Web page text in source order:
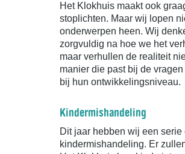
Het Klokhuis maakt ook
stoplichten. Maar wij lopen
onderwerpen heen. Wij
zorgvuldig na hoe we het
maar verhullen de realiteit
manier die past bij de
bij hun ontwikkelingsniveau.
Kindermishandeling
Dit jaar hebben wij een serie
kindermishandeling. Er